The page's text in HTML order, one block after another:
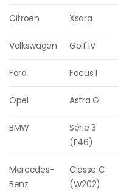
Citroën Xsara
Volkswagen Golf IV
Ford Focus I
Opel Astra G
BMW
Série 3
(E46)
Mercedes-
Benz
Classe C
(W202)